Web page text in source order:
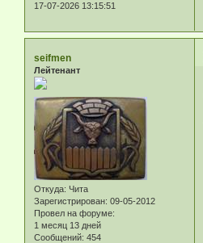
17-07-2026 13:15:51
seifmen
Лейтенант
Откуда: Чита
Зарегистрирован: 09-05-2012
Провел на форуме:
1 месяц 13 дней
Сообщений: 454